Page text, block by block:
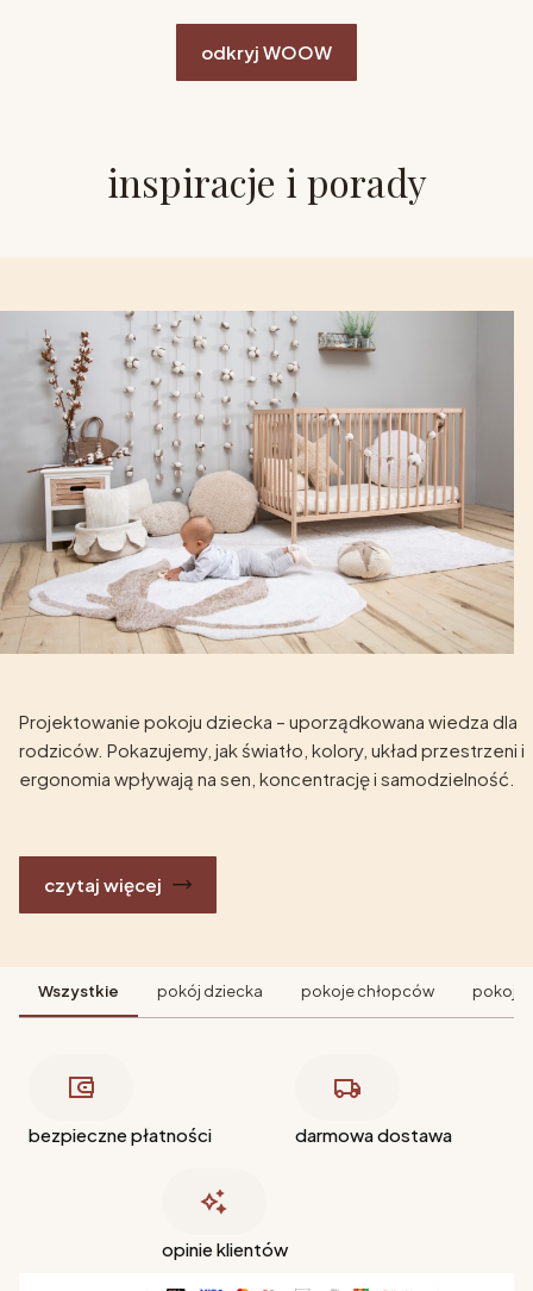
odkryj WOOW
inspiracje i porady
Projektowanie pokoju dziecka – uporządkowana wiedza dla
rodziców. Pokazujemy, jak światło, kolory, układ przestrzeni i
ergonomia wpływają na sen, koncentrację i samodzielność.
czytaj więcej
Wszystkie pokój dziecka pokoje chłopców pokoje
bezpieczne płatności darmowa dostawa
opinie klientów